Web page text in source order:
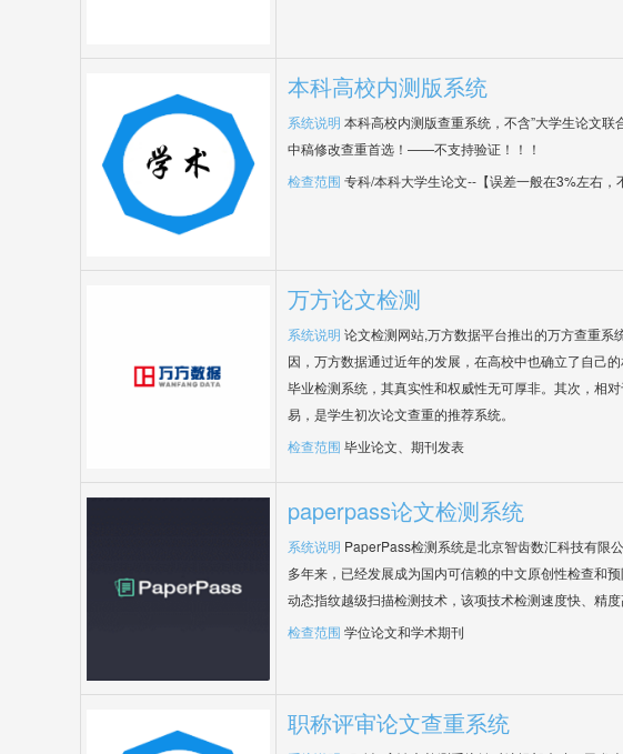
本科高校内测版系统
系统说明 本科高校内测版查重系统，不含”大学生论文联
中稿修改查重首选！——不支持验证！！！
检查范围 专科/本科大学生论文--【误差一般在3%左右，
万方论文检测
系统说明 论文检测网站,万方数据平台推出的万方查重系
因，万方数据通过近年的发展，在高校中也确立了自己
毕业检测系统，其真实性和权威性无可厚非。其次，相
易，是学生初次论文查重的推荐系统。
检查范围 毕业论文、期刊发表
paperpass论文检测系统
系统说明 PaperPass检测系统是北京智齿数汇科技有限
多年来，已经发展成为国内可信赖的中文原创性检查和
动态指纹越级扫描检测技术，该项技术检测速度快、精度
检查范围 学位论文和学术期刊
职称评审论文查重系统